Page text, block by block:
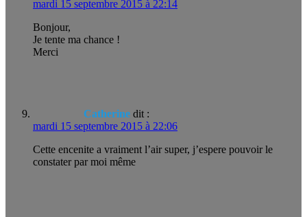
mardi 15 septembre 2015 à 22:14
Bonjour,
Je tente ma chance !
Merci
Catherine dit :
mardi 15 septembre 2015 à 22:06
Cette encenite a vraiment l’air super, j’espere pouvoir le
constater par moi même